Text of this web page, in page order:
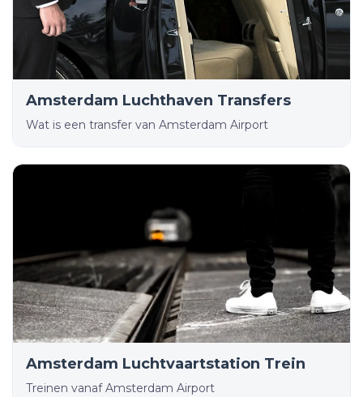
Amsterdam Luchthaven Transfers
Wat is een transfer van Amsterdam Airport
Amsterdam Luchtvaartstation Trein
Treinen vanaf Amsterdam Airport